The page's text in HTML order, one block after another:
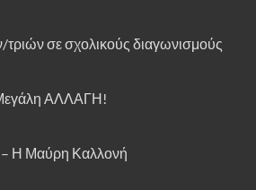
τριών σε σχολικούς διαγωνισμούς
ΑΛΛΑΓΗ!
– Η Μαύρη Καλλονή